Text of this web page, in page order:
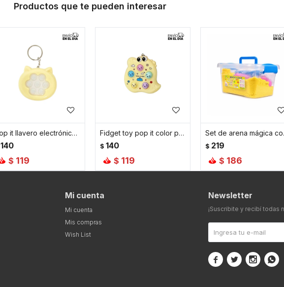
Productos que te pueden interesar
Pop it llavero electrónico de gatito - Amarillo
140
$ 119
Fidget toy pop it color pastel - Amarillo
$ 140
$ 119
Set
$ 219
$ 186
Mi cuenta
Mi cuenta
Mis compras
Wish List
Newsletter
¡Suscribite y recibí todas
   